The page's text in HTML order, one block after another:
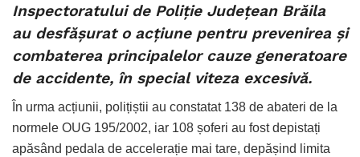
Inspectoratului de Poliție Județean Brăila
au desfășurat o acțiune pentru prevenirea și
combaterea principalelor cauze generatoare
de accidente, în special viteza excesivă.
În urma acțiunii, polițiștii au constatat 138 de abateri de la
normele OUG 195/2002, iar 108 șoferi au fost depistați
apăsând pedala de accelerație mai tare, depășind limita